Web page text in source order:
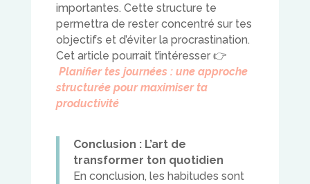
importantes. Cette structure te
permettra de rester concentré sur tes
objectifs et d’éviter la procrastination.
Cet article pourrait t’intéresser 👉
Planifier tes journées : une approche
structurée pour maximiser ta
productivité
Conclusion : L’art de
transformer ton quotidien
En conclusion, les habitudes sont